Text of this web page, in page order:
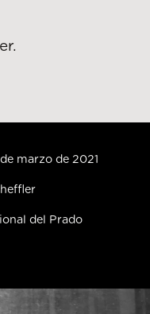
marzo de 2021
del Prado